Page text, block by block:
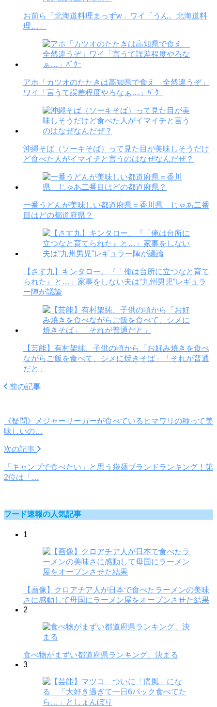
お前ら「北海道料理まっずw」ワイ「うん。北海道料
理…」
アホ「カツオのたたきは高知県で食え 全然違うぞ」
ワイ「言うて誤差程度やろなぁ…」ﾊﾟｸｰ
沖縄そば（ソーキそば）って見た目が美味しそうだけ
ど食べた人がイマイチと言うのはなぜなんだぜ？
一番うどんが美味しい都道府県＝香川県 じゃあ二番
目はどの都道府県？
【さす九】キンタロー。『「俺は台所に立つなと育て
られた』と…」家事をしない夫は“九州男児”レギュラ
ー陣が議論
【芸能】有村架純、子供の頃から「お好み焼きを食べ
ながらご飯を食べて、シメに焼きそば」「それが普通
だと」
前の記事
《疑問》メジャーリーガーが食べているヒマワリの種って美
味しいの…
次の記事
「キャンプで食べたい」と思う袋麺ブランドランキング！第
2位は「…
フード速報の人気記事
1
【画像】クロアチア人が日本で食べたラーメンの美味
さに感動して母国にラーメン屋をオープンさせた結果
2
食べ物がまずい都道府県ランキング、決まる
3